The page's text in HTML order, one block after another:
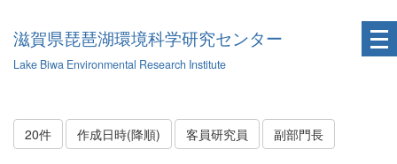
滋賀県琵琶湖環境科学研究センター
Lake Biwa Environmental Research Institute
20件 作成日時(降順) 客員研究員 副部門長